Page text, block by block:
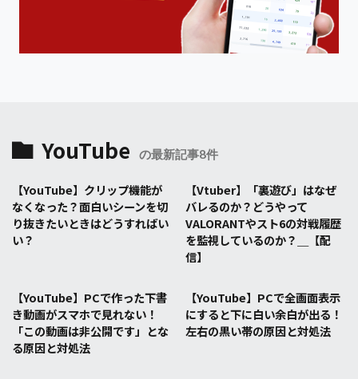
YouTube の最新記事8件
【YouTube】クリップ機能が
なくなった？面白いシーンを切
り抜きたいときはどうすればい
い？
【Vtuber】「裏遊び」はなぜ
バレるのか？どうやって
VALORANTやスト6の対戦履歴
を監視しているのか？＿【配
信】
【YouTube】PCで作った下書
き動画がスマホで見れない！
「この動画は非公開です」とな
る原因と対処法
【YouTube】PCで全画面表示
にすると下に白い余白が出る！
左右の黒い帯の原因と対処法